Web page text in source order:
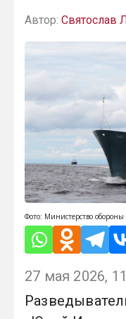
Автор: Святослав
Фото: Министерство
27 мая 2026,